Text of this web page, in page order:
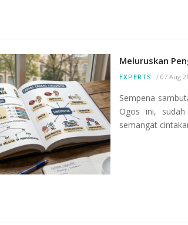
Meluruskan
EXPERTS / 07 Aug
Sempena
Ogos ini,
semangat